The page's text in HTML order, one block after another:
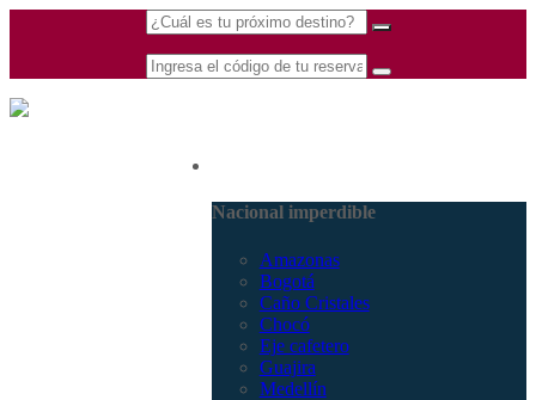
Nacional imperdible
Amazonas
Bogotá
Caño Cristales
Chocó
Eje cafetero
Guajira
Medellín